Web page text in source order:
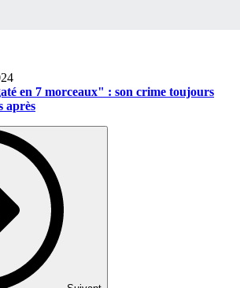
en 7 morceaux" : son crime toujours
après